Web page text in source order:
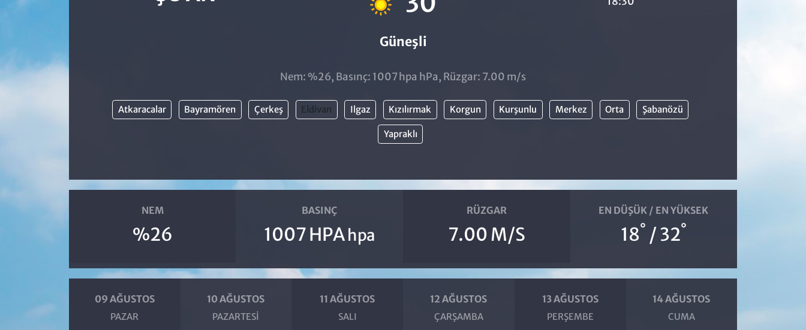
Güneşli
Nem: %26, Basınç: 1007 hpa hPa, Rüzgar: 7.00 m/s
Atkaracalar Bayramören Çerkeş Eldivan Ilgaz Kızılırmak Korgun Kurşunlu Merkez Orta Şabanözü
Yapraklı
NEM
%26
BASINÇ
1007 HPAhpa
RÜZGAR
7.00 M/S
EN DÜŞÜK / EN YÜKSEK
18° / 32°
09 AĞUSTOS
PAZAR
10 AĞUSTOS
PAZARTESI
11 AĞUSTOS
SALI
12 AĞUSTOS
ÇARŞAMBA
13 AĞUSTOS
PERŞEMBE
14 AĞUSTOS
CUMA